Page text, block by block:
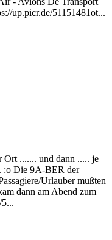
up.picr.de/51151481ot...
....... und dann ..... je
:o Die 9A-BER der
Urlauber mußten
dann am Abend zum